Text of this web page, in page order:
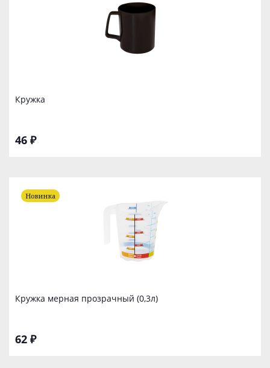
Кружка
46 ₽
Кружка мерная прозрачный (0,3л)
62 ₽
Новинка